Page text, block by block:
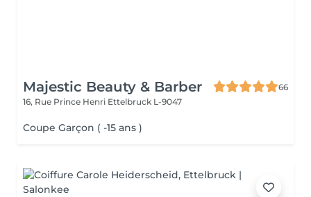
Majestic Beauty & Barber
66
16, Rue Prince Henri Ettelbruck L-9047
Coupe Garçon ( -15 ans )